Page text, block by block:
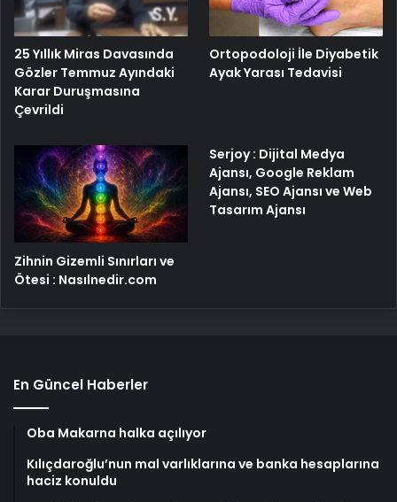
25 Yıllık Miras Davasında
Gözler Temmuz Ayındaki
Karar Duruşmasına
Çevrildi
Ortopodoloji İle Diyabetik
Ayak Yarası Tedavisi
Zihnin Gizemli Sınırları ve
Ötesi : Nasılnedir.com
Serjoy : Dijital Medya
Ajansı, Google Reklam
Ajansı, SEO Ajansı ve Web
Tasarım Ajansı
En Güncel Haberler
Oba Makarna halka açılıyor
Kılıçdaroğlu’nun mal varlıklarına ve banka hesaplarına
haciz konuldu